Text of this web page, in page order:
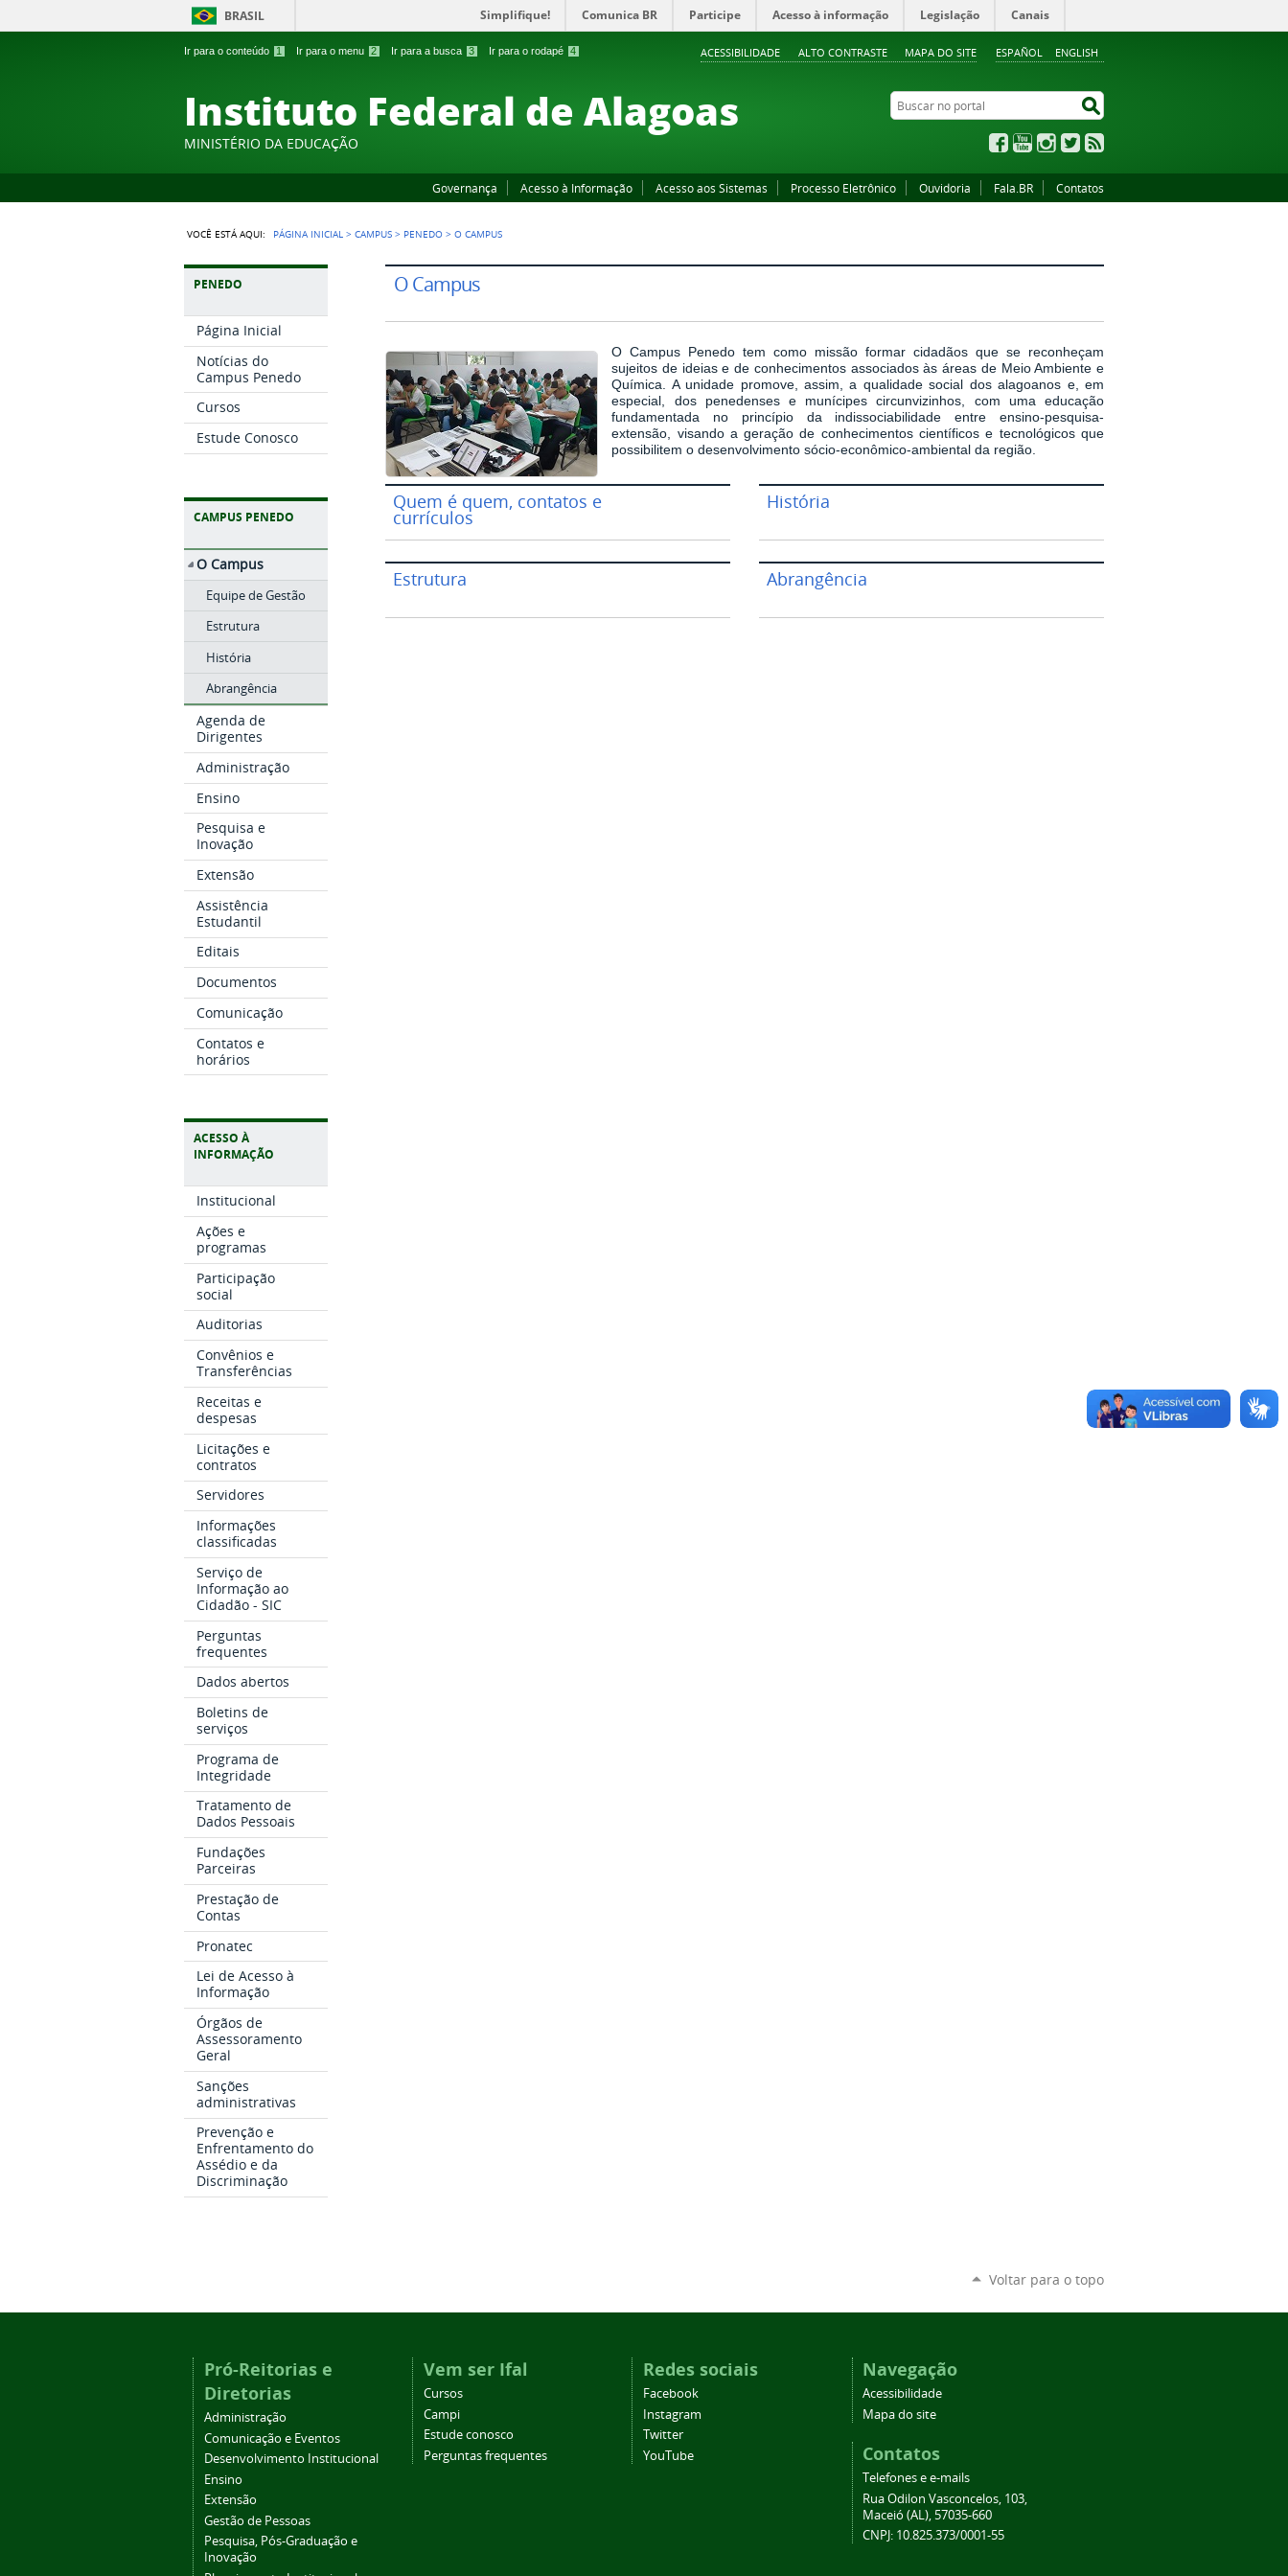
Ir para o conteúdo 1 Ir para o menu 2 Ir para a busca 3 Ir para o rodapé 4 ESPAÑOL ENGLISH
ACESSIBILIDADE ALTO CONTRASTE MAPA DO SITE
BRASIL Simplifique! Comunica BR Participe Acesso à informação Legislação Canais
Instituto Federal de Alagoas
MINISTÉRIO DA EDUCAÇÃO
Buscar no portal
FacebookYouTubeInstagram
Twitter
Governança Acesso à Informação Acesso aos Sistemas Processo Eletrônico Ouvidoria Fala.BR Contatos
VOCÊ ESTÁ AQUI: PÁGINA INICIAL >CAMPUS > PENEDO >O CAMPUS
PENEDO
Página Inicial
Notícias do
Campus Penedo
Cursos
Estude Conosco
CAMPUS PENEDO
O Campus
Equipe de Gestão
Estrutura
História
Abrangência
Agenda de
Dirigentes
Administração
Ensino
Pesquisa e
Inovação
Extensão
Assistência
Estudantil
Editais
Documentos
Comunicação
Contatos e
horários
ACESSO À
INFORMAÇÃO
Institucional
Ações e
programas
Participação
social
Auditorias
Convênios e
Transferências
Receitas e
despesas
Licitações e
contratos
Servidores
Informações
classificadas
Serviço de
Informação ao
Cidadão - SIC
Perguntas
frequentes
Dados abertos
Boletins de
serviços
Programa de
Integridade
Tratamento de
Dados Pessoais
Fundações
Parceiras
Prestação de
Contas
Pronatec
Lei de Acesso à
Informação
Órgãos de
Assessoramento
Geral
Sanções
administrativas
Prevenção e
Enfrentamento do
Assédio e da
Discriminação
O Campus
O Campus Penedo tem como missão formar cidadãos que se reconheçam
sujeitos de ideias e de conhecimentos associados àsáreas de Meio Ambiente e
Química. A unidade promove, assim, a qualidade social dos alagoanos e, em
especial, dos penedenses e munícipes circunvizinhos, com uma educação
fundamentada no princípio da indissociabilidade entre ensino-pesquisa-
extensão, visando a geração de conhecimentos científicos e tecnológicos que
possibilitem o desenvolvimento sócio-econômico-ambiental da região.
Quem é quem, contatos e
currículos
Estrutura
História
Abrangência
Voltar para o topo
Pró-Reitorias e
Diretorias
Administração
Comunicação e Eventos
Desenvolvimento Institucional
Ensino
Extensão
Gestão de Pessoas
Pesquisa, Pós-Graduação e
Inovação
Vem ser Ifal
Cursos
Campi
Estude conosco
Perguntas frequentes
Redes sociais
Facebook
Instagram
Twitter
YouTube
Navegação
Acessibilidade
Mapa do site
Contatos
Telefones e e-mails
Rua Odilon Vasconcelos, 103,
Maceió (AL), 57035-660
CNPJ: 10.825.373/0001-55